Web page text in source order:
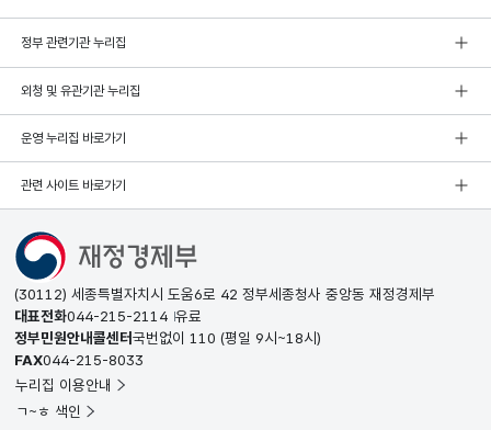
정부 관련기관 누리집
외청 및 유관기관 누리집
운영 누리집 바로가기
관련 사이트 바로가기
(30112) 세종특별자치시 도움6로 42 정부세종청사 중앙동 재정경제부
대표전화044-215-2114 유료
정부민원안내콜센터국번없이 110 (평일 9시~18시)
FAX044-215-8033
누리집 이용안내
ㄱ~ㅎ 색인